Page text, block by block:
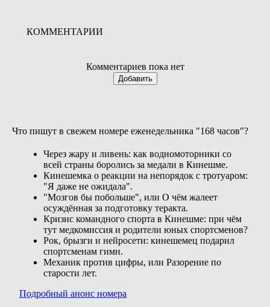
КОММЕНТАРИИ
Комментариев пока нет
Добавить
Что пишут в свежем номере еженедельника "168 часов"?
Через жару и ливень: как водномоторники со
всей страны боролись за медали в Кинешме.
Кинешемка о реакции на непорядок с тротуаром:
"Я даже не ожидала".
"Мозгов бы побольше", или О чём жалеет
осуждённая за подготовку теракта.
Кризис командного спорта в Кинешме: при чём
тут медкомиссия и родители юных спортсменов?
Рок, брызги и нейросети: кинешемец подарил
спортсменам гимн.
Механик против цифры, или Разорение по
старости лет.
Подробный анонс номера